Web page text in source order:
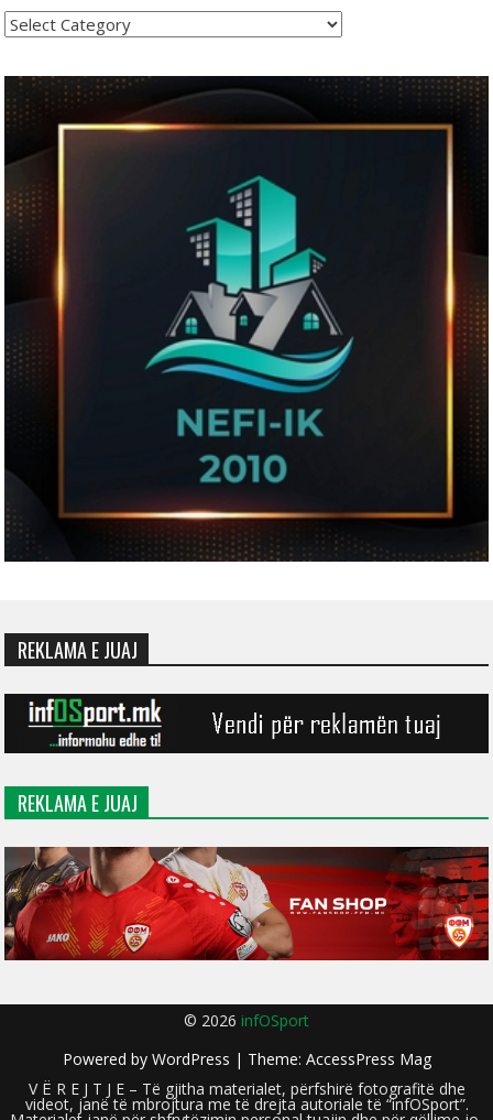
Kategoritë
REKLAMA E JUAJ
REKLAMA E JUAJ
© 2026 infOSport
Powered by WordPress | Theme: AccessPress Mag
V Ë R E J T J E – Të gjitha materialet, përfshirë fotografitë dhe
videot, janë të mbrojtura me të drejta autoriale të “infOSport”.